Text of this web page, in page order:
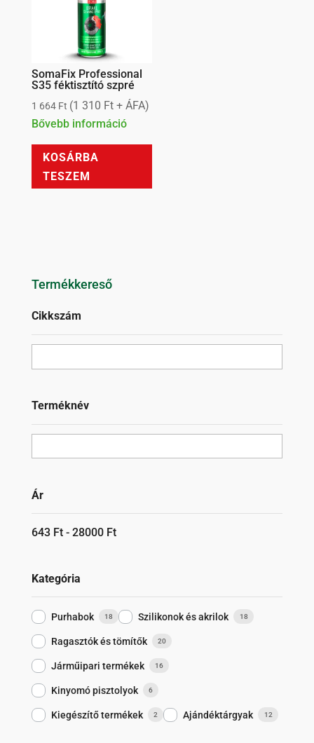
SomaFix Professional
S35 féktisztító szpré
1 664 Ft (1 310 Ft+ ÁFA)
Bővebb információ
KOSÁRBA
TESZEM
Termékkereső
Cikkszám
Terméknév
Ár
643 Ft- 28000 Ft
Kategória
Purhabok 18 Szilikonok és akrilok 18
Ragasztók és tömítők 20
Járműipari termékek 16
Kinyomó pisztolyok 6
Kiegészítő termékek 2 Ajándéktárgyak 12